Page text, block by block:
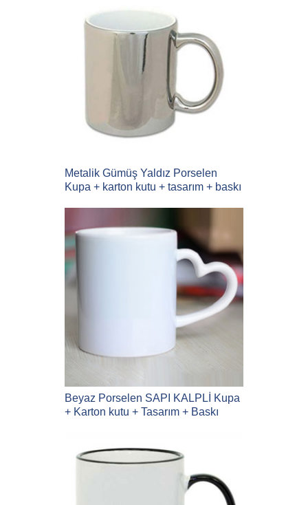
Metalik Gümüş Yaldız Porselen
Kupa + karton kutu + tasarım + baskı
Beyaz Porselen SAPI KALPLİ Kupa
+ Karton kutu + Tasarım + Baskı